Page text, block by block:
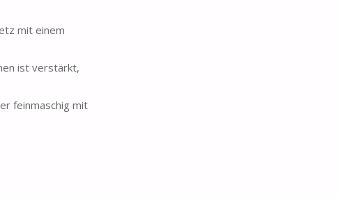
mit einem
ist verstärkt,
feinmaschig mit